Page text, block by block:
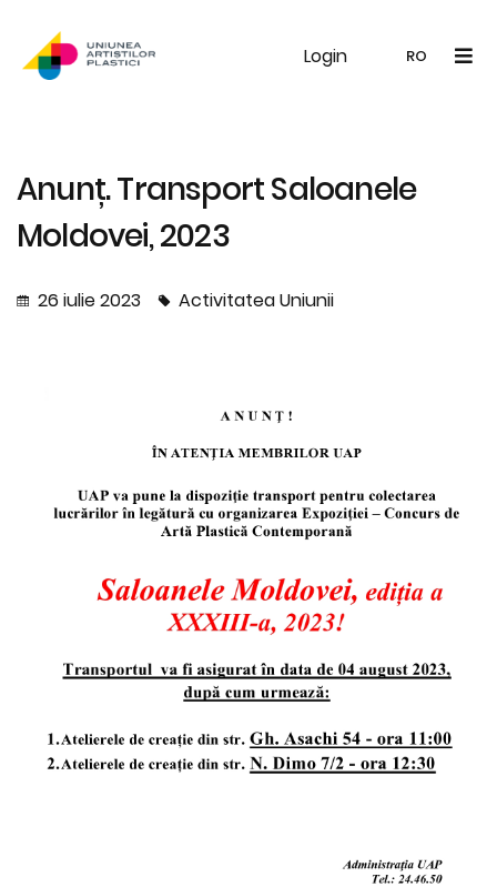
Login RO
UAP Galerie Noutăți
Anunț. Transport Saloanele
Moldovei, 2023
26 iulie 2023 Activitatea Uniunii